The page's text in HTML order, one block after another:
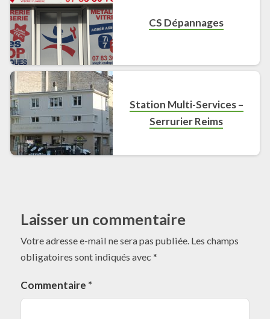
CS Dépannages
Station Multi-Services –
Serrurier Reims
Laisser un commentaire
Votre adresse e-mail ne sera pas publiée. Les champs
obligatoires sont indiqués avec *
Commentaire *